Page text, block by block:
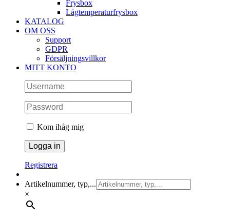
Frysbox
Lågtemperaturfrysbox
KATALOG
OM OSS
Support
GDPR
Försäljningsvillkor
MITT KONTO
Kom ihåg mig
Registrera
Artikelnummer, typ,...
×